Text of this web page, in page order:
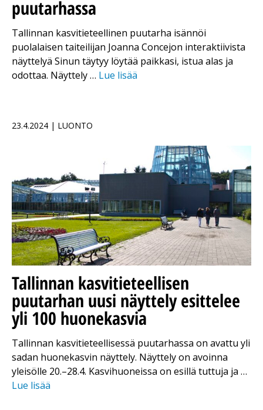
puutarhassa
Tallinnan kasvitieteellinen puutarha isännöi
puolalaisen taiteilijan Joanna Concejon interaktiivista
näyttelyä Sinun täytyy löytää paikkasi, istua alas ja
odottaa. Näyttely … Lue lisää
23.4.2024 | LUONTO
Tallinnan kasvitieteellisen
puutarhan uusi näyttely esittelee
yli 100 huonekasvia
Tallinnan kasvitieteellisessä puutarhassa on avattu yli
sadan huonekasvin näyttely. Näyttely on avoinna
yleisölle 20.–28.4. Kasvihuoneissa on esillä tuttuja ja …
Lue lisää